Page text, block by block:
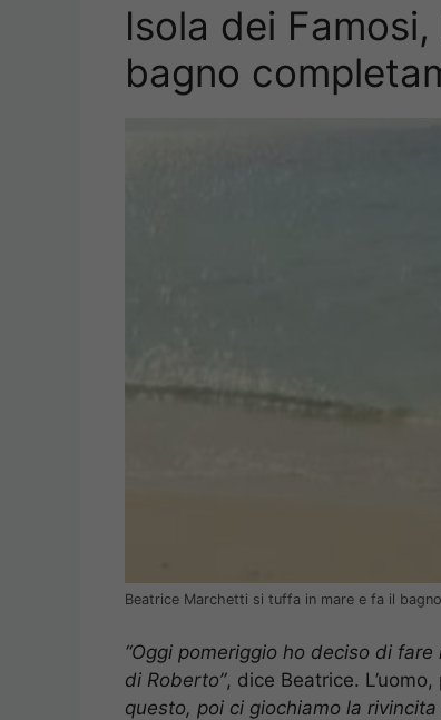
Isola dei
bagno
Beatrice Marchetti si tuffa in mare e fa il
“Oggi pomeriggio ho deciso di
di Roberto”, dice Beatrice.
questo, poi ci giochiamo la